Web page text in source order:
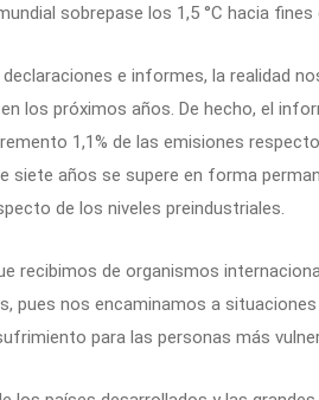
sobrepase los 1,5 °C hacia fines
e informes, la realidad
los próximos años. De hecho, el
1,1% de las emisiones
siete años se supere en forma
de los niveles preindustriales.
recibimos de organismos
pues nos encaminamos a
para las personas más